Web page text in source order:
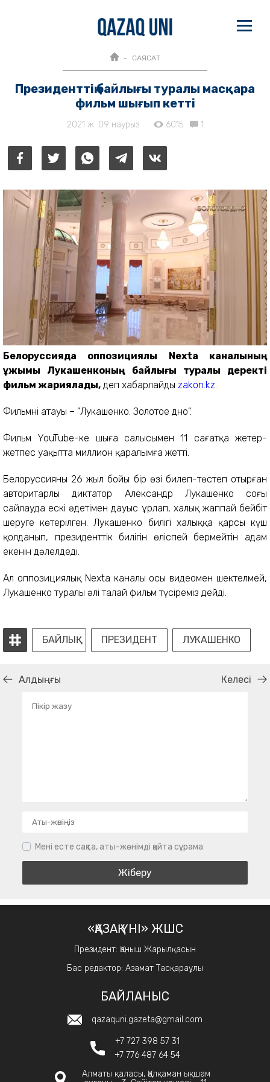
САЯСАТ
Президенттің байлығы туралы масқара
фильм шығып кетті
2021 ж. 09 наурыз 6015 1
Белоруссияда оппозициялық Nexta каналының
ұжымы Лукашенконың байлығы туралы деректі
фильм жариялады, деп хабарлайды zakon.kz
Фильмнің атауы – "Лукашенко. Золотое дно".
Фильм YouTube-ке шыға салысымен 11 сағатқа жетер-
жетпес уақытта миллион қаралымға жетті.
Белоруссияны 26 жыл бойы бір өзі билеп-төстеп отырған
авторитарлы диктатор Александр Лукашенко соңғы
сайлауда ескі әдетімен дауыс ұрлап, халық жаппай бейбіт
шеруге көтерілген. Лукашенко билігі халыққа қарсы күш
қолданып, президенттік билігін өліспей бермейтін адам
екенін дәлелдеді.
Ал оппозициялық Nexta каналы осы видеомен шектелмей,
Лукашенко туралы әлі талай фильм түсіреміз дейді.
БАЙЛЫҚ ПРЕЗИДЕНТ ЛУКАШЕНКО
Алдыңғы Келесі
Мені есте сақта, аты-жөнімді қайта сұрама
«ҚАЗАҚ ҮНІ» ЖШС
Президент: Қаныш Жарылқасын
Бас редактор: Азамат Тасқараұлы
БАЙЛАНЫС
qazaquni.gazeta@gmail.com
+7 727 398 57 31
+7 776 487 64 54
Алматы қаласы, Қалқаман ықшам